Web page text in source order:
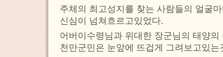
주체의 최고성지를 찾는 사람들의 얼굴
신심이 넘쳐흐르고있었다.
어버이수령님과 위대한 장군님의 태양
천만군민은 눈앞에 뜨겁게 그려보고있는